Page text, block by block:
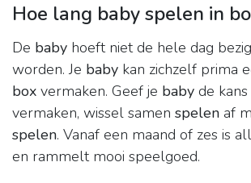
Hoe lang baby spelen in
De baby hoeft niet de hele dag
worden. Je baby kan zichzelf prima
box vermaken. Geef je baby de
vermaken, wissel samen spelen af
spelen. Vanaf een maand of zes is
en rammelt mooi speelgoed.